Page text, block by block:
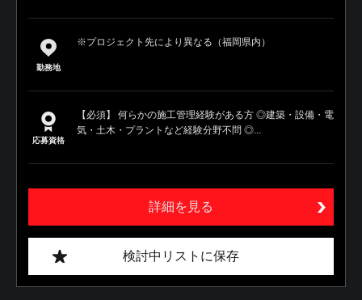
勤務地
※プロジェクト先により異なる（福岡県内）
応募資格
【必須】 何らかの施工管理経験がある方 ◎建築・設備・電
気・土木・プラントなど経験分野不問 ◎...
詳細を見る
検討中リストに保存